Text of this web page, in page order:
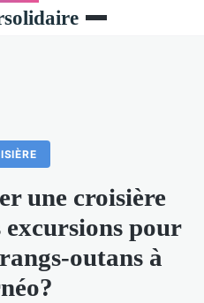
une croisière
excursions pour
outans à